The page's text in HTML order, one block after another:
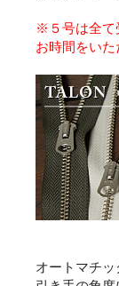
※５号は全て
お時間をいた
オートマチ